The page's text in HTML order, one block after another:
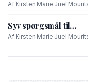
Af Kirsten Marie Juel
Syv spørgsmål til…
Af Kirsten Marie Juel